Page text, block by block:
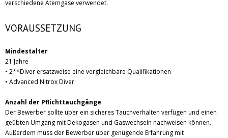
verschiedene Atemgase verwendet.
VORAUSSETZUNG
Mindestalter
21 Jahre
• 2**Diver ersatzweise eine vergleichbare Qualifikationen
• Advanced Nitrox Diver
Anzahl der Pflichttauchgänge
Der Bewerber sollte über ein sicheres Tauchverhalten verfügen und einen
geübten Umgang mit Dekogasen und Gaswechseln nachweisen können.
Außerdem muss der Bewerber über genügende Erfahrung mit